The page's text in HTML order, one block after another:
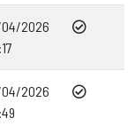
2026
2026